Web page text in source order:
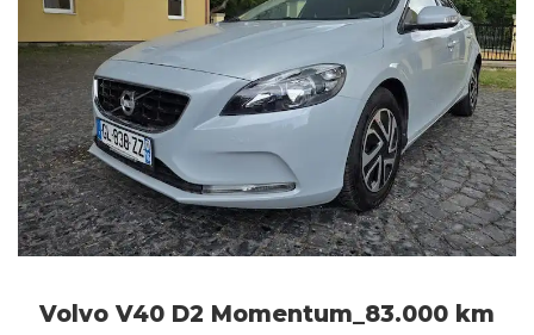
Volvo V40 D2 Momentum_83.000 km